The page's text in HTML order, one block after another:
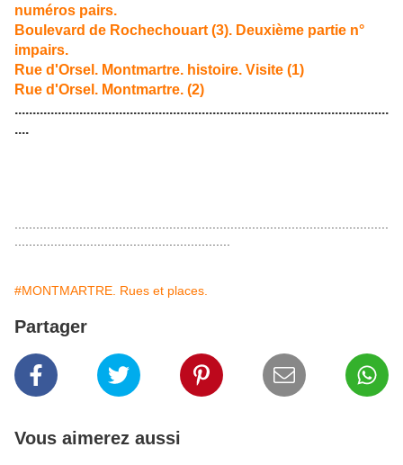
numéros pairs.
Boulevard de Rochechouart (3). Deuxième partie n°
impairs.
Rue d'Orsel. Montmartre. histoire. Visite (1)
Rue d'Orsel. Montmartre. (2)
........................................................................................................
....
#MONTMARTRE. Rues et places.
Partager
Vous aimerez aussi